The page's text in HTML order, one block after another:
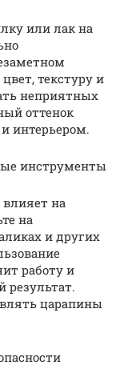
или лак на
текстуру и
неприятных
оттенок
интерьером.
инструменты
на
на
и других
работу и
результат.
царапины